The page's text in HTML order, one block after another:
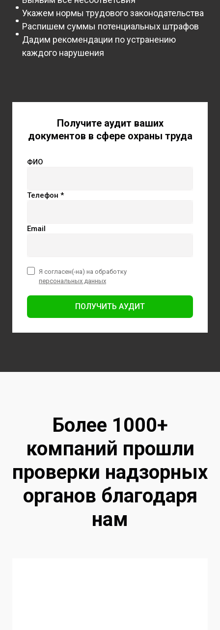
Укажем нормы трудового законодательства
Распишем суммы потенциальных штрафов
Дадим рекомендации по устранению
каждого нарушения
Получите аудит ваших
документов в сфере охраны труда
ФИО
Телефон *
Email
ПОЛУЧИТЬ АУДИТ
Я согласен(-на) на обработку
персональных данных
Более 1000+
компаний прошли
проверки надзорных
органов благодаря
нам